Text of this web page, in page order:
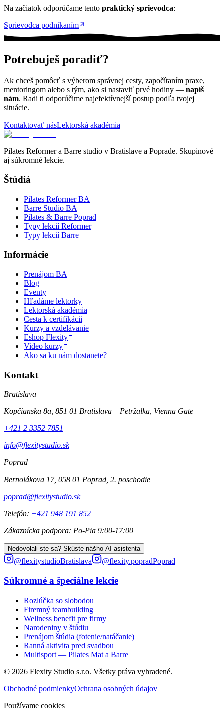
Na začiatok odporúčame tento praktický sprievodca:
Sprievodca podnikaním
Potrebuješ poradiť?
Ak chceš pomôcť s výberom správnej cesty, započítaním praxe,
mentoringom alebo s tým, ako si nastaviť prvé hodiny — napíš
nám. Radi ti odporúčime najefektívnejší postup podľa tvojej
situácie.
Kontaktovať násLektorská akadémia
Pilates Reformer a Barre studio v Bratislave a Poprade. Skupinové
aj súkromné lekcie.
Štúdiá
Pilates Reformer BA
Barre Studio BA
Pilates & Barre Poprad
Typy lekcií Reformer
Typy lekcií Barre
Informácie
Prenájom BA
Blog
Eventy
Hľadáme lektorky
Lektorská akadémia
Cesta k certifikácii
Kurzy a vzdelávanie
Eshop Flexity
Video kurzy
Ako sa ku nám dostanete?
Kontakt
Bratislava
Kopčianska 8a, 851 01 Bratislava – Petržalka, Vienna Gate
+421 2 3352 7851
info@flexitystudio.sk
Poprad
Bernolákova 17, 058 01 Poprad, 2. poschodie
poprad@flexitystudio.sk
Telefón: +421 948 191 852
Zákaznícka podpora: Po-Pia 9:00-17:00
Nedovolali ste sa? Skúste nášho AI asistenta
@flexitystudioBratislava @flexity.popradPoprad
Súkromné a špeciálne lekcie
Rozlúčka so slobodou
Firemný teambuilding
Wellness benefit pre firmy
Narodeniny v štúdiu
Prenájom štúdia (fotenie/natáčanie)
Ranná aktivita pred svadbou
Multisport — Pilates Mat a Barre
© 2026 Flexity Studio s.r.o. Všetky práva vyhradené.
Obchodné podmienkyOchrana osobných údajov
Používame cookies